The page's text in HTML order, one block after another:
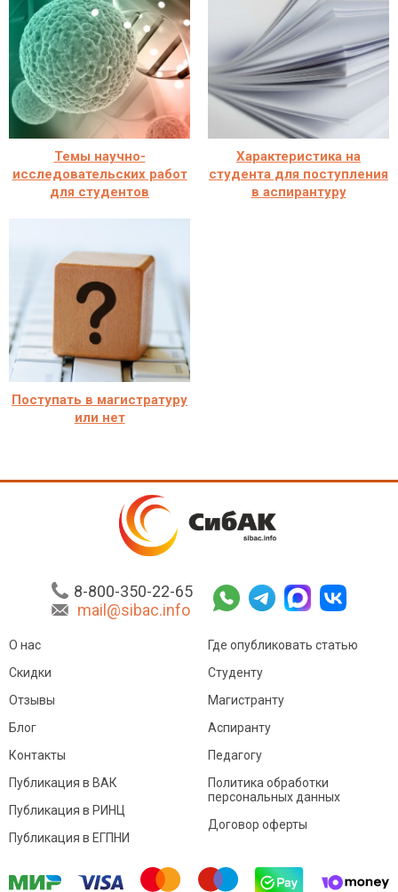
Темы научно-
исследовательских работ
для студентов
Характеристика на
студента для поступления
в аспирантуру
Поступать в магистратуру
или нет
8-800-350-22-65
mail@sibac.info
О нас
Скидки
Отзывы
Блог
Контакты
Где опубликовать статью
Студенту
Магистранту
Аспиранту
Педагогу
Публикация в ВАК
Публикация в РИНЦ
Публикация в ЕГПНИ
Политика обработки
персональных данных
Договор оферты